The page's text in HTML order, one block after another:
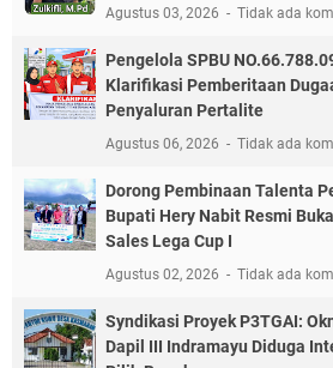
Agustus 03, 2026 Tidak ada
Pengelola SPBU
Klarifikasi Pemberitaan
Penyaluran Pertalite
Agustus 06, 2026 Tidak ada
Dorong Pembinaan Talenta
Bupati Hery Nabit Resmi
Sales Lega Cup I
Agustus 02, 2026 Tidak ada
Syndikasi Proyek P3TGAI:
Dapil III Indramayu Diduga